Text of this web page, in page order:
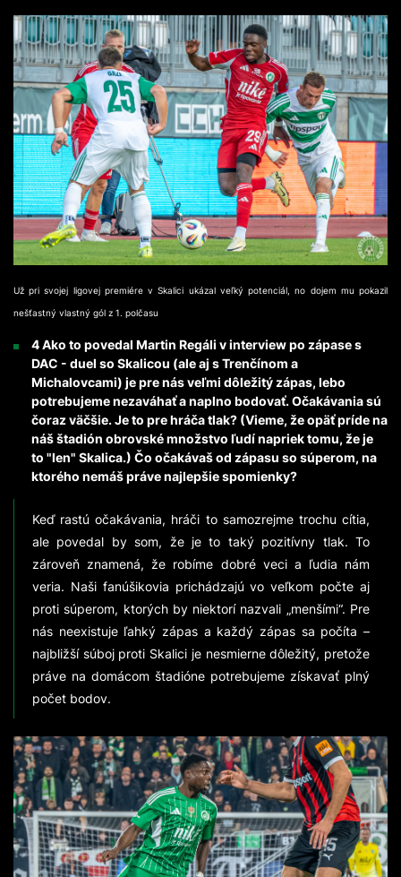
Už pri svojej ligovej premiére v Skalici ukázal veľký potenciál, no dojem mu pokazil
nešťastný vlastný gól z 1. polčasu
4 Ako to povedal Martin Regáli v interview po zápase s
DAC - duel so Skalicou (ale aj s Trenčínom a
Michalovcami) je pre nás veľmi dôležitý zápas, lebo
potrebujeme nezaváhať a naplno bodovať. Očakávania sú
čoraz väčšie. Je to pre hráča tlak? (Vieme, že opäť príde na
náš štadión obrovské množstvo ľudí napriek tomu, že je
to "len" Skalica.) Čo očakávaš od zápasu so súperom, na
ktorého nemáš práve najlepšie spomienky?
Keď rastú očakávania, hráči to samozrejme trochu cítia,
ale povedal by som, že je to taký pozitívny tlak. To
zároveň znamená, že robíme dobré veci a ľudia nám
veria. Naši fanúšikovia prichádzajú vo veľkom počte aj
proti súperom, ktorých by niektorí nazvali „menšími“. Pre
nás neexistuje ľahký zápas a každý zápas sa počíta –
najbližší súboj proti Skalici je nesmierne dôležitý, pretože
práve na domácom štadióne potrebujeme získavať plný
počet bodov.